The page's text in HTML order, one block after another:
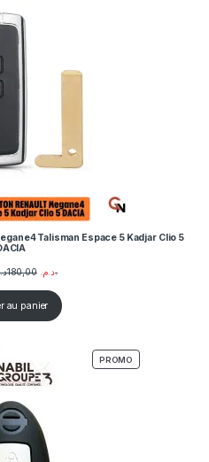
Talisman Espace 5 Kadjar Clio 5
د.م. 180,00 د.م.
au panier
PROMO